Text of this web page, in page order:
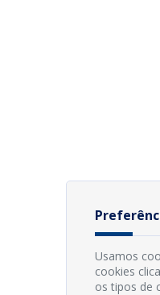
Usamos
cookies
os tipos de